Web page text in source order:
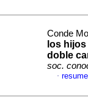
Conde
los
doble
soc.
·